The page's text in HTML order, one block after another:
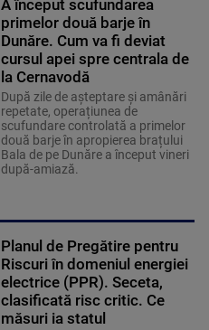
A început scufundarea
primelor două barje în
Dunăre. Cum va fi deviat
cursul apei spre centrala de
la Cernavodă
După zile de așteptare și amânări
repetate, operațiunea de
scufundare controlată a primelor
două barje în apropierea brațului
Bala de pe Dunăre a început vineri
după-amiază.
Planul de Pregătire pentru
Riscuri în domeniul energiei
electrice (PPR). Seceta,
clasificată risc critic. Ce
măsuri ia statul